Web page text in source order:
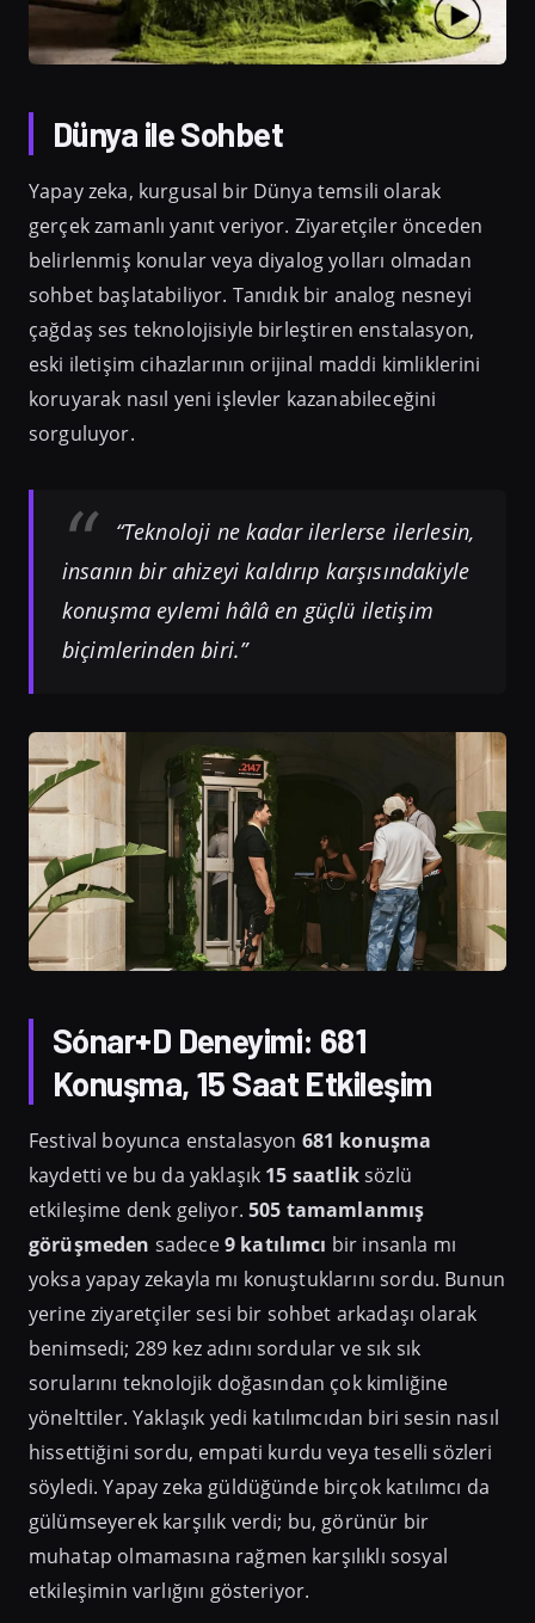
Dünya ile Sohbet
Yapay zeka, kurgusal bir Dünya temsili olarak
gerçek zamanlı yanıt veriyor. Ziyaretçiler önceden
belirlenmiş konular veya diyalog yolları olmadan
sohbet başlatabiliyor. Tanıdık bir analog nesneyi
çağdaş ses teknolojisiyle birleştiren enstalasyon,
eski iletişim cihazlarının orijinal maddi kimliklerini
koruyarak nasıl yeni işlevler kazanabileceğini
sorguluyor.
“Teknoloji ne kadar ilerlerse ilerlesin,
insanın bir ahizeyi kaldırıp karşısındakiyle
konuşma eylemi hâlâ en güçlü iletişim
biçimlerinden biri.”
Sónar+D Deneyimi: 681
Konuşma, 15 Saat Etkileşim
Festival boyunca enstalasyon 681 konuşma
kaydetti ve bu da yaklaşık 15 saatliksözlü
etkileşime denk geliyor.505 tamamlanmış
görüşmeden sadece9 katılımcı bir insanla mı
yoksa yapay zekayla mı konuştuklarını sordu. Bunun
yerine ziyaretçiler sesi bir sohbet arkadaşı olarak
benimsedi; 289 kez adını sordular ve sık sık
sorularını teknolojik doğasından çok kimliğine
yönelttiler. Yaklaşık yedi katılımcıdan biri sesin nasıl
hissettiğini sordu, empati kurdu veya teselli sözleri
söyledi. Yapay zeka güldüğünde birçok katılımcı da
gülümseyerek karşılık verdi; bu, görünür bir
muhatap olmamasına rağmen karşılıklı sosyal
etkileşimin varlığını gösteriyor.